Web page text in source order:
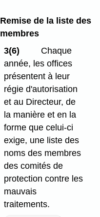
Remise de la liste des
membres
3(6)
Chaque
année, les offices
présentent à leur
régie d'autorisation
et au Directeur, de
la manière et en la
forme que celui-ci
exige, une liste des
noms des membres
des comités de
protection contre les
mauvais
traitements.